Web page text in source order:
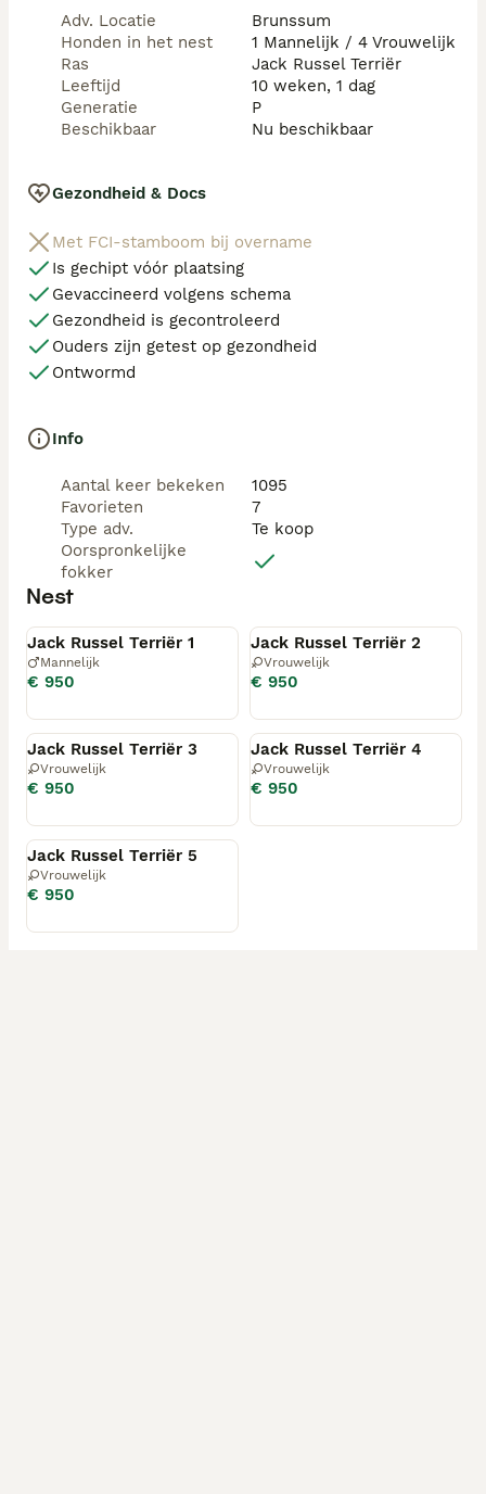
Adv. Locatie
Brunssum
Honden in het nest
1 Mannelijk / 4 Vrouwelijk
Ras
Jack Russel Terriër
Leeftijd
10 weken, 1 dag
Generatie
P
Beschikbaar
Nu beschikbaar
Gezondheid & Docs
Met FCI-stamboom bij overname
Is gechipt vóór plaatsing
Gevaccineerd volgens schema
Gezondheid is gecontroleerd
Ouders zijn getest op gezondheid
Ontwormd
Info
Aantal keer bekeken
1095
Favorieten
7
Type adv.
Te koop
Oorspronkelijke
fokker
Nest
Jack Russel Terriër 1
Mannelijk
€ 950
Jack Russel Terriër 2
Vrouwelijk
€ 950
Beschikbaar
Jack Russel Terriër 3
Vrouwelijk
€ 950
Beschikbaar
Jack Russel Terriër 4
Vrouwelijk
€ 950
Beschikbaar
Jack Russel Terriër 5
Vrouwelijk
€ 950